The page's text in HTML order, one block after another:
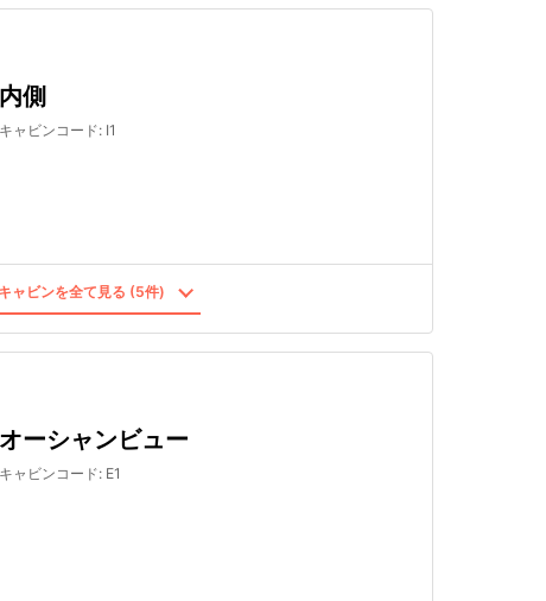
内側
キャビンコード: I1
ャビンを全て見る (5件)
オーシャンビュー
キャビンコード: E1